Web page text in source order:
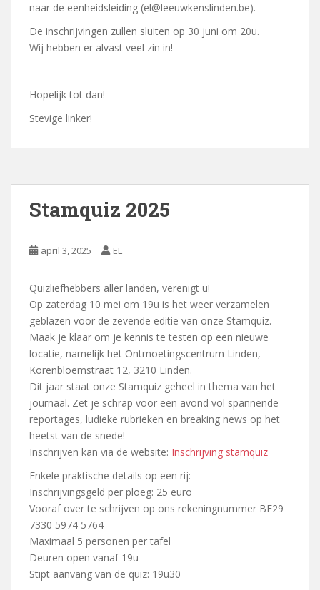
naar de eenheidsleiding (el@leeuwkenslinden.be).
De inschrijvingen zullen sluiten op 30 juni om 20u.
Wij hebben er alvast veel zin in!
Hopelijk tot dan!
Stevige linker!
Stamquiz 2025
april 3, 2025 EL
Quizliefhebbers aller landen, verenigt u!
Op zaterdag 10 mei om 19u is het weer verzamelen
geblazen voor de zevende editie van onze Stamquiz.
Maak je klaar om je kennis te testen op een nieuwe
locatie, namelijk het Ontmoetingscentrum Linden,
Korenbloemstraat 12, 3210 Linden.
Dit jaar staat onze Stamquiz geheel in thema van het
journaal. Zet je schrap voor een avond vol spannende
reportages, ludieke rubrieken en breaking news op het
heetst van de snede!
Inschrijven kan via de website: Inschrijving stamquiz
Enkele praktische details op een rij:
Inschrijvingsgeld per ploeg: 25 euro
Vooraf over te schrijven op ons rekeningnummer BE29
7330 5974 5764
Maximaal 5 personen per tafel
Deuren open vanaf 19u
Stipt aanvang van de quiz: 19u30